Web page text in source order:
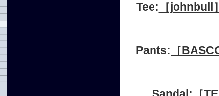
Tee: ［
Pants: ［